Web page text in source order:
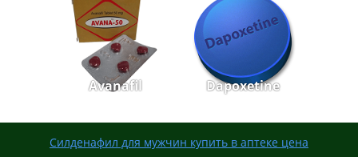
Avanafil Dapoxetine
Силденафил для мужчин купить в аптеке цена